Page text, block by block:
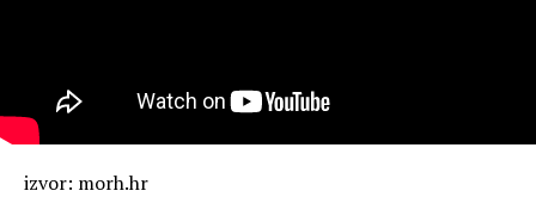
izvor: morh.hr